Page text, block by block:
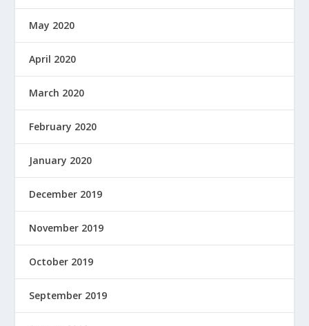
May 2020
April 2020
March 2020
February 2020
January 2020
December 2019
November 2019
October 2019
September 2019